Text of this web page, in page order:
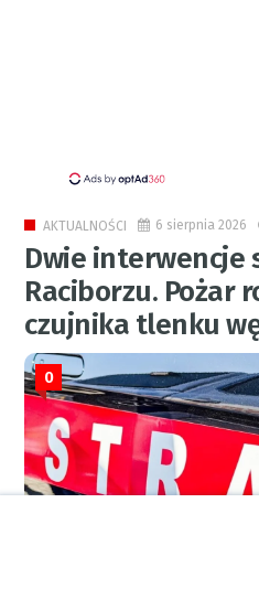
AKTUALNOŚCI 6 sierpnia 2026
Dwie interwencje
Raciborzu. Pożar
czujnika tlenku
0